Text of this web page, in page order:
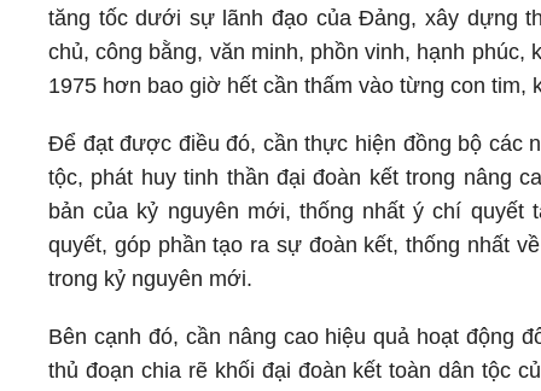
tăng tốc dưới sự lãnh đạo của Đảng, xây dựng
chủ, công bằng, văn minh, phồn vinh, hạnh
1975 hơn bao giờ hết cần thấm vào từng con tim,
Để đạt được điều đó, cần thực hiện đồng bộ các
tộc, phát huy tinh thần đại đoàn kết trong nâng
bản của kỷ nguyên mới, thống nhất ý chí
quyết, góp phần tạo ra sự đoàn kết, thống nhất
trong kỷ nguyên mới.
Bên cạnh đó, cần nâng cao hiệu quả hoạt động
thủ đoạn chia rẽ khối đại đoàn kết toàn dân tộc